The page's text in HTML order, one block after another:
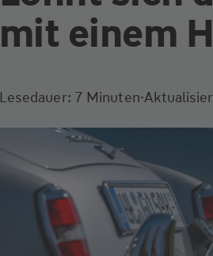
mit einem
Lesedauer: 7 Minuten·